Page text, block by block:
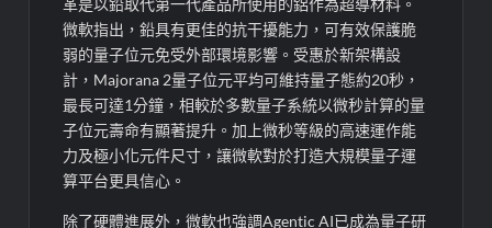
革是以鉛取代第一代產品所使用的鋁作為超導材料。
微軟指出，鉛具有更佳的抗干擾能力，可有效保護脆
弱的量子位元免受外部環境影響。受惠於新架構設
計，Majorana 2量子位元平均可維持量子態約20秒，
最長可達1分鐘，相較於多數量子系統以微秒計算的量
子位元壽命有顯著提升。加上微秒等級的高速運作能
力及極小化元件尺寸，讓微軟對於打造大規模量子運
算平台更具信心。
除了硬體進展外，微軟也強調Agentic AI已成為量子研